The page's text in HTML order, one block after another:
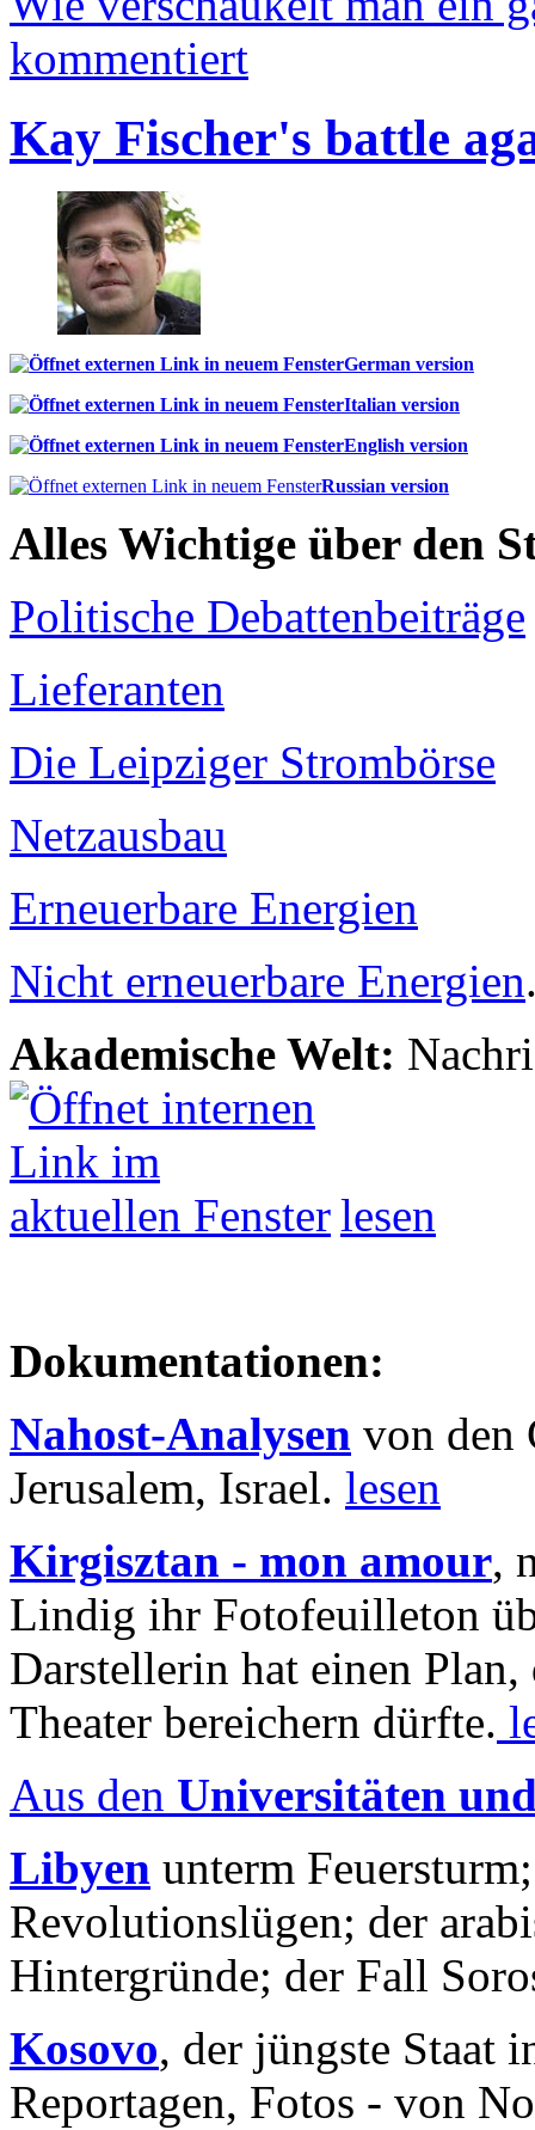
kommentiert
Kay Fischer's battle
German version
Italian version
English version
Russian version
Alles Wichtige über den
Politische Debattenbeiträge
Lieferanten
Die Leipziger Strombörse
Netzausbau
Erneuerbare Energien
Nicht erneuerbare Energien
Akademische Welt:
lesen
Dokumentationen:
Nahost-Analysen von den
Jerusalem, Israel. lesen
Kirgisztan - mon amour,
Lindig ihr Fotofeuilleton
Darstellerin hat einen Plan,
Theater bereichern dürfte.
Aus den Universitäten
Libyen unterm
Revolutionslügen; der
Hintergründe; der Fall
Kosovo, der jüngste Staat
Reportagen, Fotos - von